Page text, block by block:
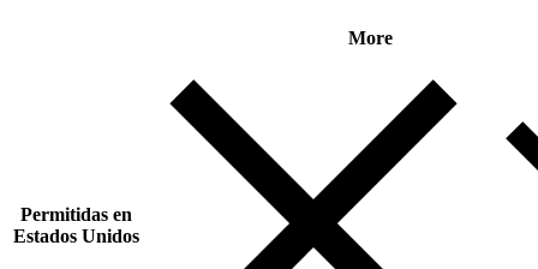
More
Permitidas en
Estados Unidos